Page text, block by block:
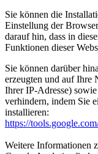
Sie können die
Einstellung der
darauf hin, dass in
Funktionen dieser
Sie können darüber
erzeugten und auf Ihre
Ihrer IP-Adresse)
verhindern, indem Sie
installieren:
https://
Weitere Informationen